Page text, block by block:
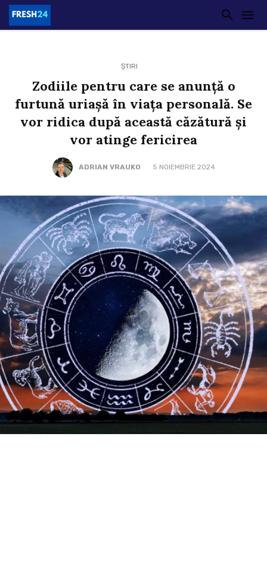
ȘTIRI
Zodiile pentru care se anunță o
furtună uriașă în viața personală. Se
vor ridica după această căzătură și
vor atinge fericirea
ADRIAN VRAUKO 5 NOIEMBRIE 2024